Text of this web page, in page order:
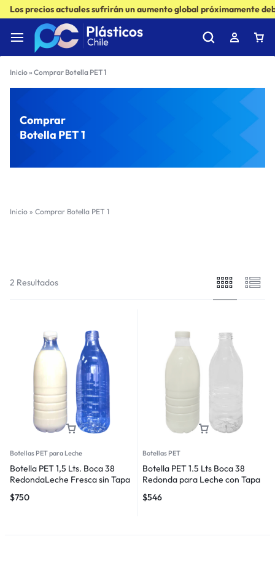
Los precios actuales sufrirán un aumento global próximamente
Inicio» Comprar Botella PET 1
Comprar
Botella PET 1
Inicio » Comprar Botella PET 1
2 Resultados
Botellas PET para Leche
Botella PET 1,5 Lts. Boca 38
RedondaLeche Fresca sin Tapa
$750
Botellas PET
Botella PET 1.5 Lts Boca 38
Redonda para Leche con Tapa
$546